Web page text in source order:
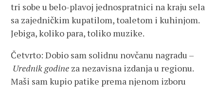
tri sobe u belo-plavoj jednospratnici na kraju sela
sa zajedničkim kupatilom, toaletom i kuhinjom.
Jebiga, koliko para, toliko muzike.
Četvrto: Dobio sam solidnu novčanu nagradu –
Urednik godine za nezavisna izdanja u regionu.
Maši sam kupio patike prema njenom izboru